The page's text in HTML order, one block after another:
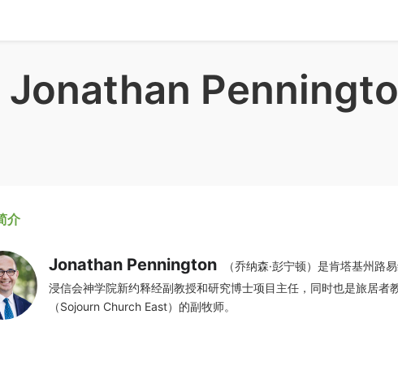
Jonathan
介
Jonathan Pennington
（乔纳森·彭宁顿）是肯塔基州路
浸信会神学院新约释经副教授和研究博士项目主任，同时也是旅居者
（Sojourn Church East）的副牧师。